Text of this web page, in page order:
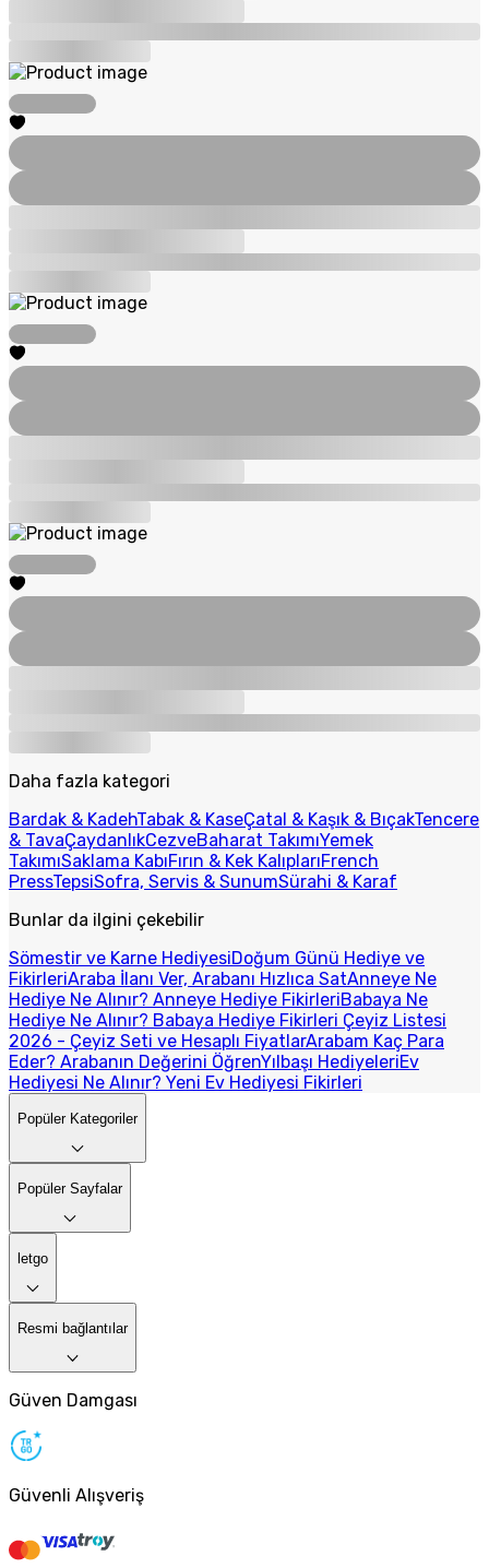
Daha fazla kategori
Bardak & KadehTabak & KaseÇatal & Kaşık & BıçakTencere
& TavaÇaydanlıkCezveBaharat TakımıYemek
TakımıSaklama KabıFırın & Kek KalıplarıFrench
PressTepsiSofra, Servis & SunumSürahi & Karaf
Bunlar da ilgini çekebilir
Sömestir ve Karne HediyesiDoğum Günü Hediye ve
FikirleriAraba İlanı Ver, Arabanı Hızlıca SatAnneye Ne
Hediye Ne Alınır? Anneye Hediye FikirleriBabaya Ne
Hediye Ne Alınır? Babaya Hediye Fikirleri Çeyiz Listesi
2026 - Çeyiz Seti ve Hesaplı FiyatlarArabam Kaç Para
Eder? Arabanın Değerini ÖğrenYılbaşı HediyeleriEv
Hediyesi Ne Alınır? Yeni Ev Hediyesi Fikirleri
Popüler Kategoriler
Popüler Sayfalar
letgo
Resmi bağlantılar
Güven Damgası
Güvenli Alışveriş